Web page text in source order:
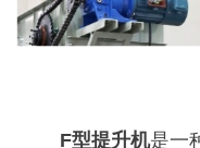
F型提升机是一